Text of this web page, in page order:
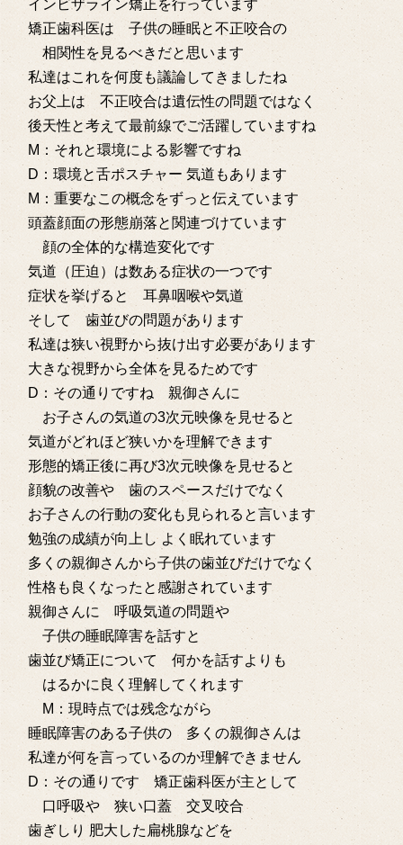
インビザライン矯正を行っています
矯正歯科医は 子供の睡眠と不正咬合の
相関性を見るべきだと思います
私達はこれを何度も議論してきましたね
お父上は 不正咬合は遺伝性の問題ではなく
後天性と考えて最前線でご活躍していますね
M：それと環境による影響ですね
D：環境と舌ポスチャー 気道もあります
M：重要なこの概念をずっと伝えています
頭蓋顔面の形態崩落と関連づけています
顔の全体的な構造変化です
気道（圧迫）は数ある症状の一つです
症状を挙げると 耳鼻咽喉や気道
そして 歯並びの問題があります
私達は狭い視野から抜け出す必要があります
大きな視野から全体を見るためです
D：その通りですね 親御さんに
お子さんの気道の3次元映像を見せると
気道がどれほど狭いかを理解できます
形態的矯正後に再び3次元映像を見せると
顔貌の改善や 歯のスペースだけでなく
お子さんの行動の変化も見られると言います
勉強の成績が向上し よく眠れています
多くの親御さんから子供の歯並びだけでなく
性格も良くなったと感謝されています
親御さんに 呼吸気道の問題や
子供の睡眠障害を話すと
歯並び矯正について 何かを話すよりも
はるかに良く理解してくれます
M：現時点では残念ながら
睡眠障害のある子供の 多くの親御さんは
私達が何を言っているのか理解できません
D：その通りです 矯正歯科医が主として
口呼吸や 狭い口蓋 交叉咬合
歯ぎしり 肥大した扁桃腺などを